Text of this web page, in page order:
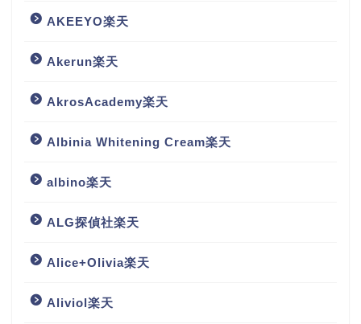
AKEEYO楽天
Akerun楽天
AkrosAcademy楽天
Albinia Whitening Cream楽天
albino楽天
ALG探偵社楽天
Alice+Olivia楽天
Aliviol楽天